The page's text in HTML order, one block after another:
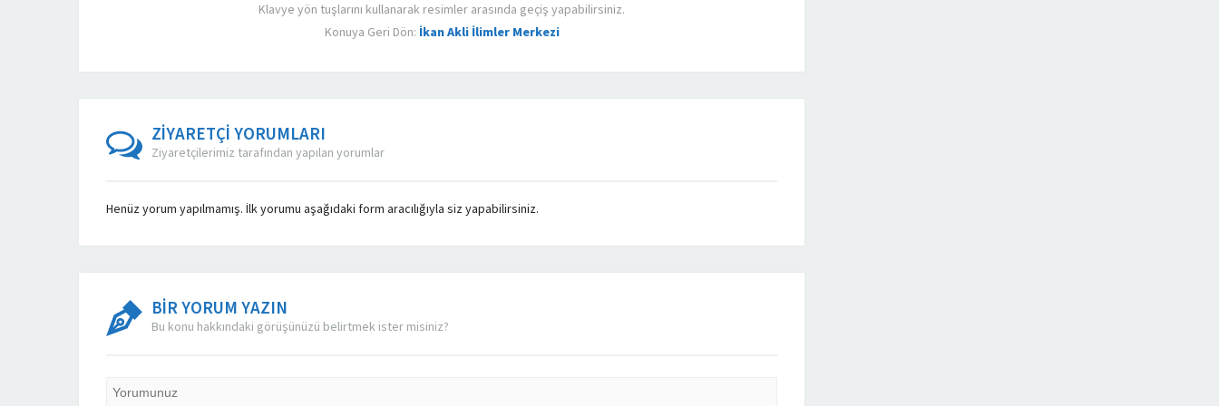
Klavye yön tuşlarını kullanarak resimler arasında geçiş yapabilirsiniz.
Konuya Geri Dön: İkan Akli İlimler Merkezi
ZİYARETÇİ YORUMLARI
Ziyaretçilerimiz tarafından yapılan yorumlar
Henüz yorum yapılmamış. İlk yorumu aşağıdaki form aracılığıyla siz yapabilirsiniz.
BİR YORUM YAZIN
Bu konu hakkındaki görüşünüzü belirtmek ister misiniz?